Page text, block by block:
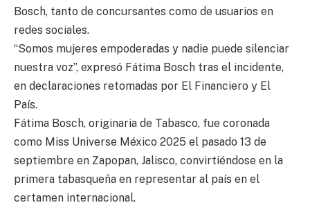
Bosch, tanto de concursantes como de usuarios en
redes sociales.
“Somos mujeres empoderadas y nadie puede silenciar
nuestra voz”, expresó Fátima Bosch tras el incidente,
en declaraciones retomadas por El Financiero y El
País.
Fátima Bosch, originaria de Tabasco, fue coronada
como Miss Universe México 2025 el pasado 13 de
septiembre en Zapopan, Jalisco, convirtiéndose en la
primera tabasqueña en representar al país en el
certamen internacional.